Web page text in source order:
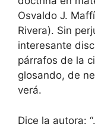
Osvaldo J.
Rivera). Sin
interesante
párrafos de la
glosando, de
verá.
Dice la autora: